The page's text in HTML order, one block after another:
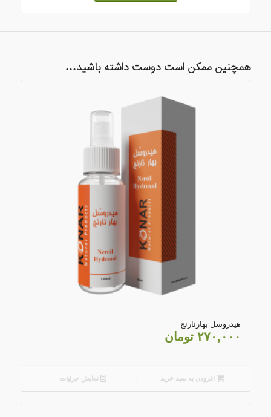
همچنین ممکن است دوست داشته باشید…
5.00
هیدروسل بهارنارنج
۲۷۰,۰۰۰ تومان
افزودن به سبد خرید نمایش جزئیات